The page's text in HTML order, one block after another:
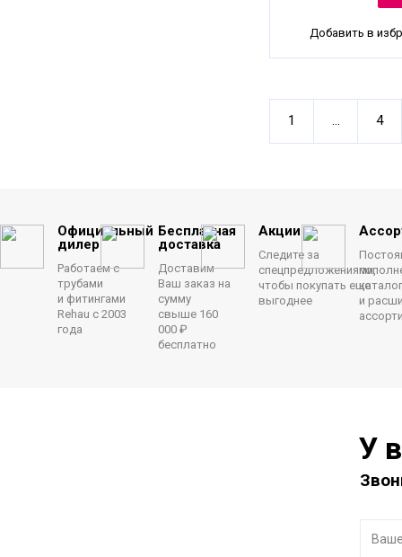
Добавить в
1 ... 4
Официальный
дилер
Работаем с
трубами
и фитингами
Rehau с 2003
года
Бесплатная
доставка
Доставим
Ваш заказ на
сумму
свыше 160
000 ₽
бесплатно
Акции
Следите за
спецпредложениями,
чтобы покупать еще
выгоднее
и
У